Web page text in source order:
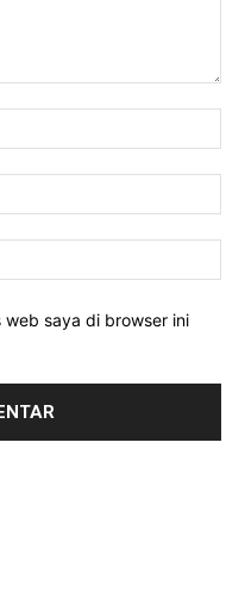
web saya di browser ini